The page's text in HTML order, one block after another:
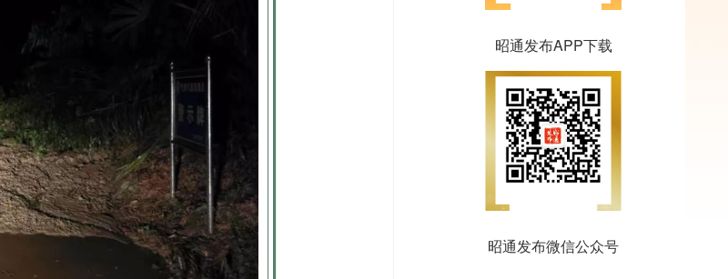
昭通发布APP下载
昭通发布微信公众号